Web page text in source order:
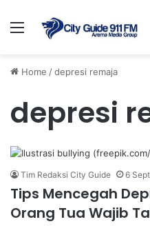
Menu
Home /depresi remaja
depresi
Tim Redaksi City Guide 6
Tips Mencegah
Orang Tua Wajib